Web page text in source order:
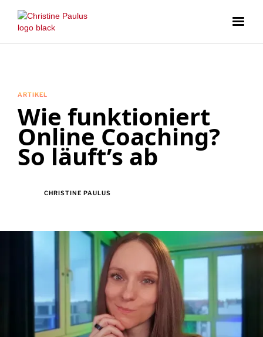
ARTIKEL
Wie funktioniert
Online Coaching?
So läuft’s ab
CHRISTINE PAULUS